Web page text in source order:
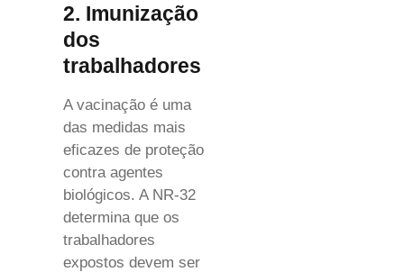
2. Imunização
dos
trabalhadores
A vacinação é uma
das medidas mais
eficazes de proteção
contra agentes
biológicos. A NR-32
determina que os
trabalhadores
expostos devem ser